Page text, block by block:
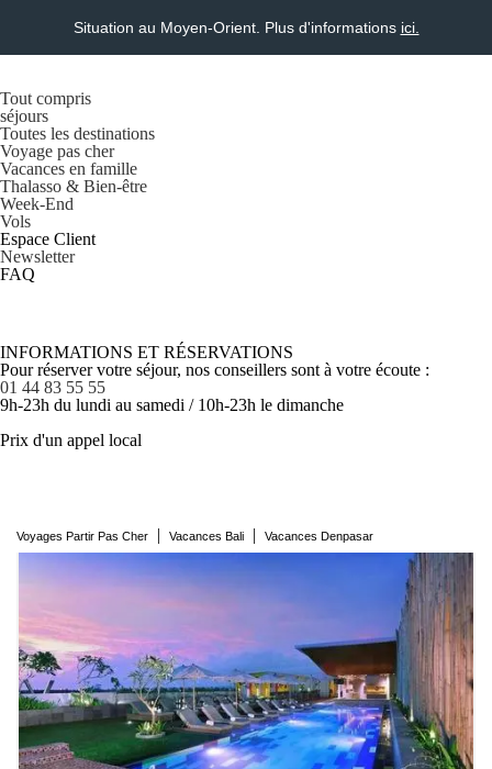
Situation au Moyen-Orient. Plus d'informations ici.
Tout compris
séjours
Toutes les destinations
Voyage pas cher
Vacances en famille
Thalasso & Bien-être
Week-End
Vols
Espace Client
Newsletter
FAQ
INFORMATIONS ET RÉSERVATIONS
Pour réserver votre séjour, nos conseillers sont à votre écoute :
01 44 83 55 55
9h-23h du lundi au samedi / 10h-23h le dimanche
Prix d'un appel local
Voyages Partir Pas Cher | Vacances Bali | Vacances Denpasar